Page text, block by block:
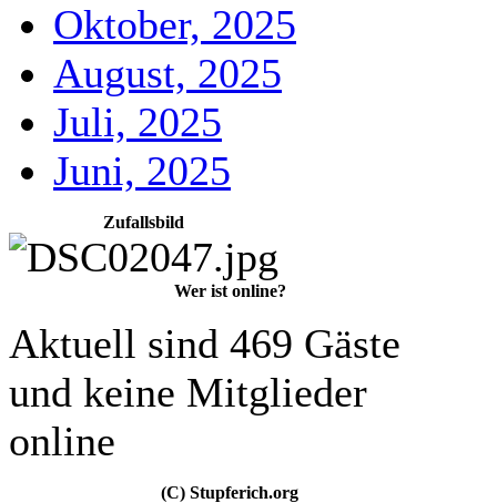
Oktober, 2025
August, 2025
Juli, 2025
Juni, 2025
Zufallsbild
Wer ist online?
Aktuell sind 469 Gäste
und keine Mitglieder
online
(C) Stupferich.org